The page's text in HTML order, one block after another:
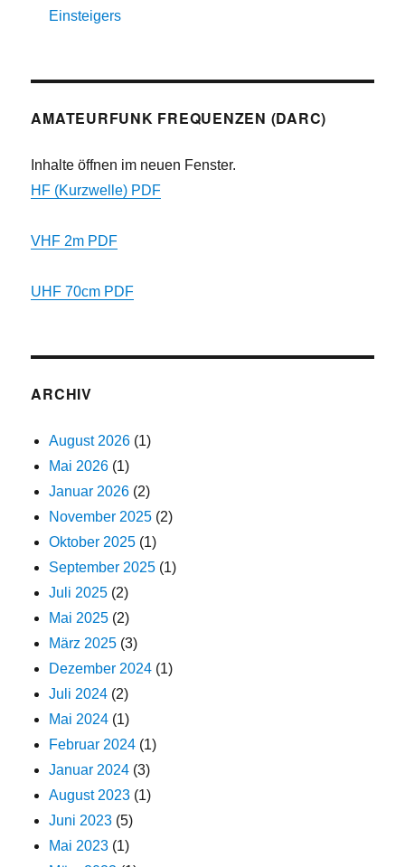
Einsteigers
AMATEURFUNK FREQUENZEN (DARC)
Inhalte öffnen im neuen Fenster.
HF (Kurzwelle) PDF
VHF 2m PDF
UHF 70cm PDF
ARCHIV
August 2026 (1)
Mai 2026 (1)
Januar 2026 (2)
November 2025 (2)
Oktober 2025 (1)
September 2025 (1)
Juli 2025 (2)
Mai 2025 (2)
März 2025 (3)
Dezember 2024 (1)
Juli 2024 (2)
Mai 2024 (1)
Februar 2024 (1)
Januar 2024 (3)
August 2023 (1)
Juni 2023 (5)
Mai 2023 (1)